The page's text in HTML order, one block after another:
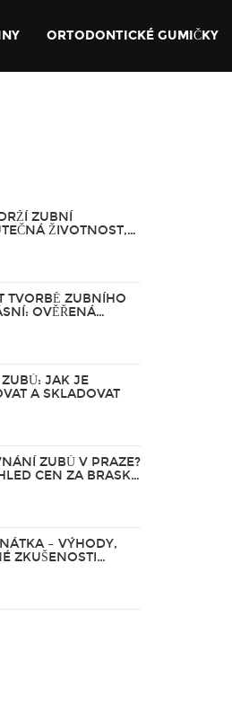
ORTODONTICKÉ GUMIČKY
ZUBNÍ
ŽIVOTNOST,
TVORBĚ ZUBNÍHO
OVĚŘENÁ
JAK JE
A SKLADOVAT
ZUBŮ V PRAZE?
CEN ZA BRASKY
– VÝHODY,
ZKUŠENOSTI